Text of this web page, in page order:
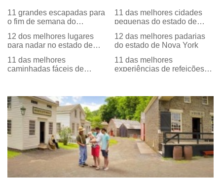
11 grandes escapadas para
o fim de semana do
no estado de Nova York
11 das melhores cidades
pequenas do estado de
12 dos melhores lugares
para nadar no estado de
12 das melhores padarias
do estado de Nova York
11 das melhores
caminhadas fáceis de
11 das melhores
experiências de refeições